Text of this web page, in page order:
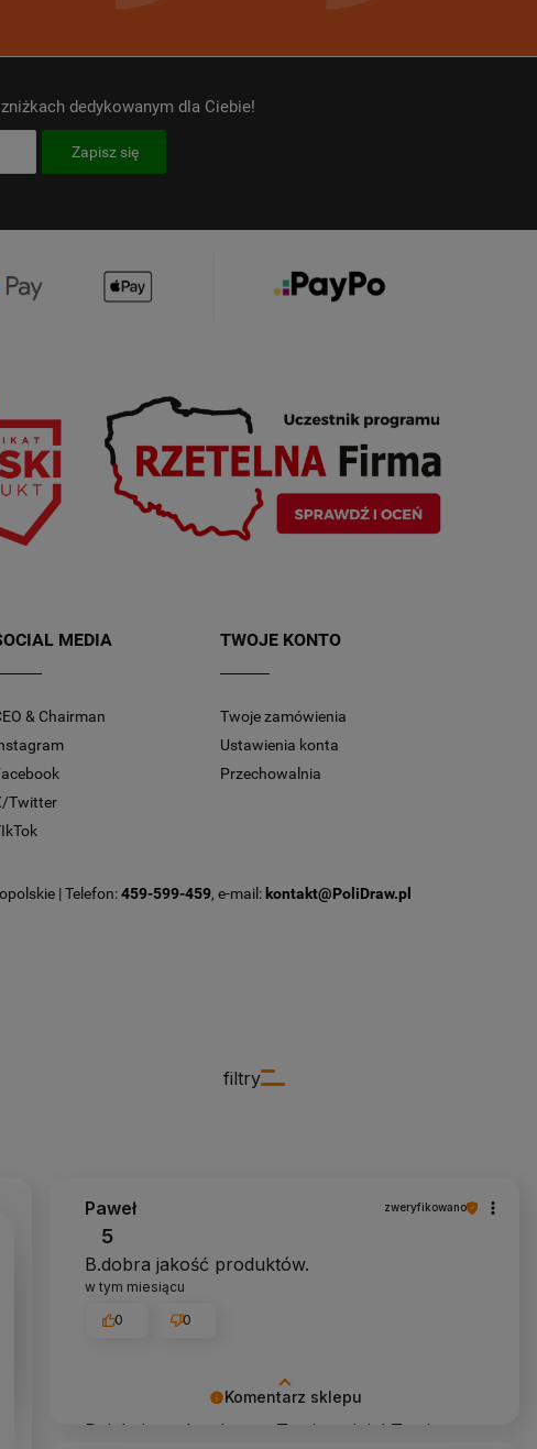
dedykowanym dla Ciebie!
MEDIA
& Chairman
Twitter
TWOJE KONTO
Twoje zamówienia
Ustawienia konta
Przechowalnia
| Telefon:459-599-459, e-mail: kontakt@PoliDraw.pl
filtry
Komentarz sklepu
Dziękujemy bardzo za Twoją opinię! Twoja
Paweł zweryfikowano
5
B.dobra jakość produktów.
w tym miesiącu
0 0